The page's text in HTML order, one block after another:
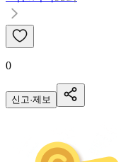
0
신고·제보